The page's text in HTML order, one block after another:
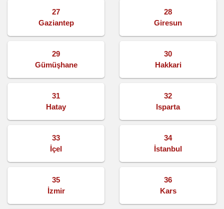
27
Gaziantep
28
Giresun
29
Gümüşhane
30
Hakkari
31
Hatay
32
Isparta
33
İçel
34
İstanbul
35
İzmir
36
Kars